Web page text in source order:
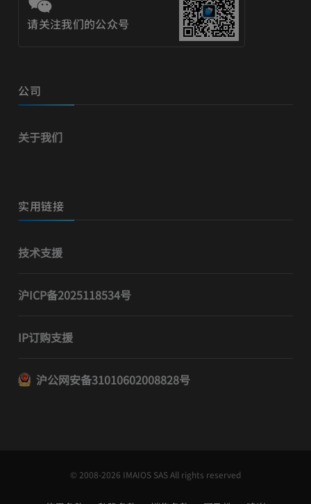
请关注我们的公众号
公司
关于我们
实用链接
技术支援
沪ICP备2025118534号
IP订购支援
沪公网安备31010602008828号
© 2008-2026 IMAIOS SAS All rights reserved